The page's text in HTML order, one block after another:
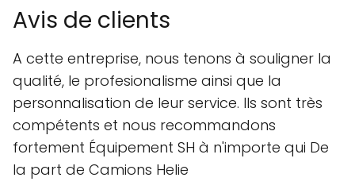
Avis de clients
A cette entreprise, nous tenons à souligner la
qualité, le profesionalisme ainsi que la
personnalisation de leur service. Ils sont très
compétents et nous recommandons
fortement Équipement SH à n'importe qui De
la part de Camions Helie